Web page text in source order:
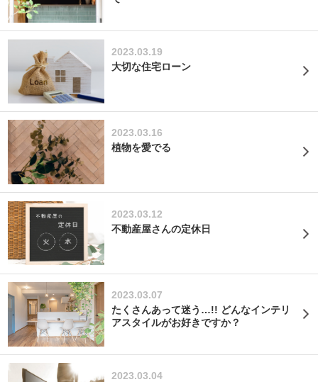
2023.03.19
大切な住宅ローン
2023.03.16
植物を愛でる
2023.03.12
不動産屋さんの定休日
2023.03.07
たくさんあって迷う…!! どんなインテリ
アスタイルがお好きですか？
2023.03.04